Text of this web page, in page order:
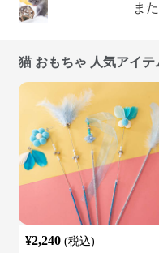
ま
猫 おもちゃ 人気アイテ
¥2,240 (税込)